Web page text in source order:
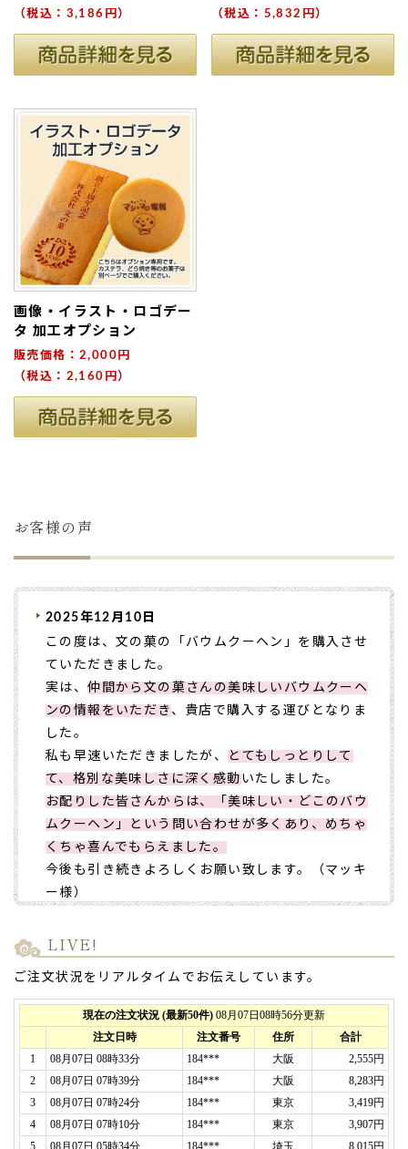
退職・異動の挨拶におすすめのお菓子ギ
フト5選
（税込：3,186円）
（税込：5,832円）
画像・イラスト・ロゴデー
タ 加工オプション
販売価格：2,000円
（税込：2,160円）
お客様の声
2025年12月10日
この度は、文の菓の「バウムクーヘン」を購入させ
ていただきました。
実は、仲間から文の菓さんの美味しいバウムクーヘ
ンの情報をいただき 、貴店で購入する運びとなりま
した。
私も早速いただきましたが、
とてもしっとりして
て、格別な美味しさに深く感動 いたしました。
お配りした皆さんからは、「美味しい・どこのバウ
ムクーヘン」という問い合わせが多くあり、めちゃ
くちゃ喜んでもらえました。
今後も引き続きよろしくお願い致します。（マッキ
ー様）
(1個入り)
2025年06月26日
ご返信が遅くなり申し訳ございませんでした。
お陰様で、無事に還暦祝いを行うことができ、オリ
ジナルのバームクーヘンを渡すことができました。
先輩も、その場で中身を見てくださり、メッセージ
カードとキャラクターの絵に大変喜んでいただけま
した。
時間がない中で、
商品をイメージ通りに作成 いただ
LIVE!
ご注文状況をリアルタイムでお伝えしています。